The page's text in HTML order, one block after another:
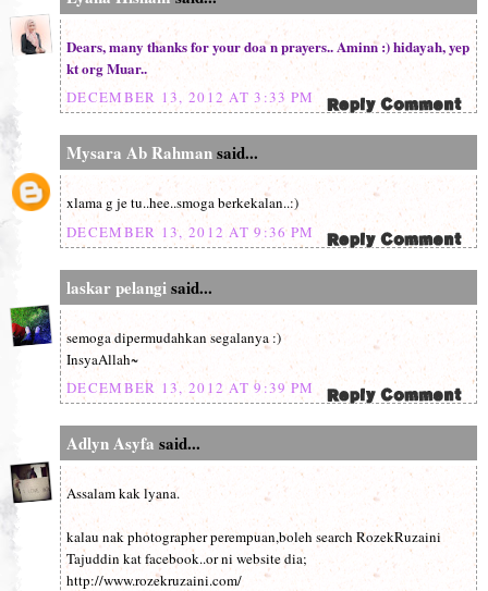
Dears, many thanks for your doa n prayers.. Aminn :) hidayah, yep
kt org Muar..
DECEMBER 13, 2012 AT 3:33 PM
Mysara Ab Rahmansaid...
xlama g je tu..hee..smoga berkekalan..:)
DECEMBER 13, 2012 AT 9:36 PM
laskar pelangisaid...
semoga dipermudahkan segalanya :)
InsyaAllah~
DECEMBER 13, 2012 AT 9:39 PM
Adlyn Asyfa said...
Assalam kak lyana.
kalau nak photographer perempuan,boleh search RozekRuzaini
Tajuddin kat facebook..or ni website dia;
http://www.rozekruzaini.com/